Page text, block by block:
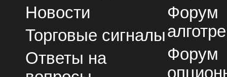
Новости
Торговые сигналы
Ответы на
Форум
Форум